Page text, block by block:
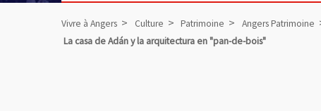
Vivre à Angers Culture Patrimoine Angers Patrimoine
La casa de Adán y la arquitectura en "pan-de-bois"